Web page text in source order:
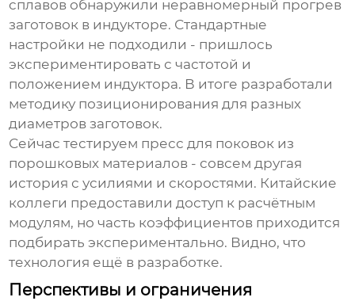
сплавов обнаружили неравномерный прогрев
заготовок в индукторе. Стандартные
настройки не подходили - пришлось
экспериментировать с частотой и
положением индуктора. В итоге разработали
методику позиционирования для разных
диаметров заготовок.
Сейчас тестируем пресс для поковок из
порошковых материалов - совсем другая
история с усилиями и скоростями. Китайские
коллеги предоставили доступ к расчётным
модулям, но часть коэффициентов приходится
подбирать экспериментально. Видно, что
технология ещё в разработке.
Перспективы и ограничения